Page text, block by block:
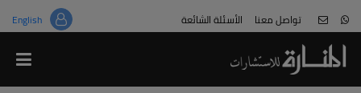
تواصل معنا الأسئلة الشائعة
English
من نحن
قالوا عنا